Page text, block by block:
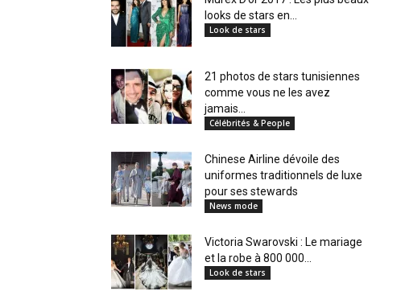
au
Maghreb
looks de stars en...
Look de stars
21 photos de stars tunisiennes
comme vous ne les avez
jamais...
Célébrités & People
Chinese Airline dévoile des
uniformes traditionnels de luxe
pour ses stewards
News mode
Victoria Swarovski : Le mariage
et la robe à 800 000...
Look de stars